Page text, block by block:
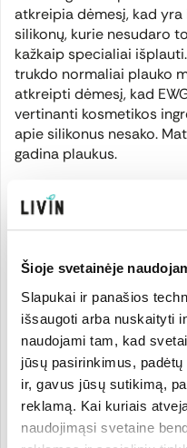
Šioje svetainėje
Slapukai ir panašios
išsaugoti arba nuskaityti
naudojami tam, kad
jūsų pasirinkimus,
ir, gavus jūsų sutikimą,
reklamą. Kai kuriais
naudojimąsi svetaine
atkreipia dėmesį, kad
silikonų, kurie nesudaro
kažkaip specialiai
trukdo normaliai plauko
atkreipti dėmesį, kad
vertinanti kosmetikos
apie silikonus nesako.
gadina plaukus.
Natūralūs
ekstraktų, molio, jūros
pamaitina ir sudrėkina.
priešingai – ilgalaikis,
kondicionieriaus
medžiagų porcija.
Reikia turėti omenyje,
yra išplauti nešvarumus
nenusausinti.
plaukų būklę: drėkinti,